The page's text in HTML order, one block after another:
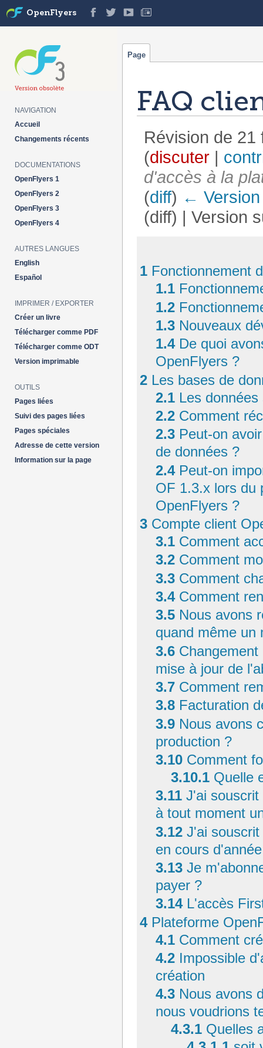
FAQ
Révision de
(discuter|
d'accès à la
(diff) ←
(diff) | Version
1 Fonctionnement
1.1
1.2
1.3 Nouveaux
1.4 De quoi
OpenFlyers ?
2 Les bases de
2.1 Les
2.2 Comment
2.3 Peut-on
de données ?
2.4 Peut-on
OF 1.3.x lors du
OpenFlyers ?
3 Compte client
3.1 Comment
3.2 Comment
3.3 Comment
3.4 Comment
3.5 Nous avons
quand même un
3.6
mise à jour de
3.7 Comment
3.8 Facturation
3.9 Nous avons
production ?
3.10 Comment
3.10.1 Quelle
3.11 J'ai souscrit
à tout moment
3.12 J'ai
en cours
3.13 Je
payer ?
3.14 L'accès
4 Plateforme
4.1 Comment
4.2 Impossible
création
4.3 Nous avons
nous voudrions
4.3.1 Quelles
Page
OpenFlyers
NAVIGATION
Accueil
Changements récents
DOCUMENTATIONS
OpenFlyers 1
OpenFlyers 2
OpenFlyers 3
OpenFlyers 4
AUTRES LANGUES
English
Español
IMPRIMER / EXPORTER
Créer un livre
Télécharger comme PDF
Télécharger comme ODT
Version imprimable
OUTILS
Pages liées
Suivi des pages liées
Pages spéciales
Adresse de cette version
Information sur la page